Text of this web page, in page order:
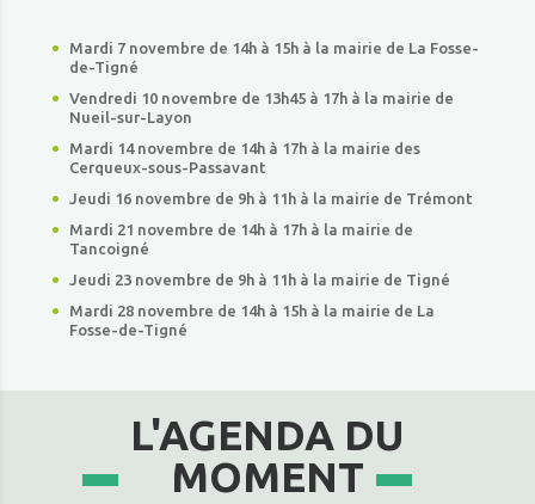
Mardi 7 novembre de 14h à 15h à la mairie de La Fosse-
de-Tigné
Vendredi 10 novembre de 13h45 à 17h à la mairie de
Nueil-sur-Layon
Mardi 14 novembre de 14h à 17h à la mairie des
Cerqueux-sous-Passavant
Jeudi 16 novembre de 9h à 11h à la mairie de Trémont
Mardi 21 novembre de 14h à 17h à la mairie de
Tancoigné
Jeudi 23 novembre de 9h à 11h à la mairie de Tigné
Mardi 28 novembre de 14h à 15h à la mairie de La
Fosse-de-Tigné
L'AGENDA DU
MOMENT